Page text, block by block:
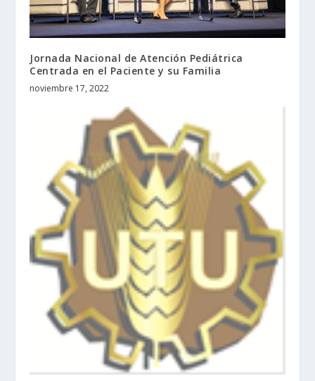
Jornada Nacional de Atención Pediátrica
Centrada en el Paciente y su Familia
noviembre 17, 2022